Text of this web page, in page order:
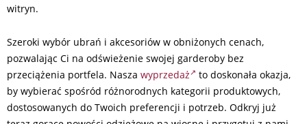
witryn.
Szeroki wybór ubrań i akcesoriów w obniżonych cenach,
pozwalając Ci na odświeżenie swojej garderoby bez
przeciążenia portfela. Nasza wyprzedaż
to doskonała okazja,
by wybierać spośród różnorodnych kategorii produktowych,
dostosowanych do Twoich preferencji i potrzeb. Odkryj już